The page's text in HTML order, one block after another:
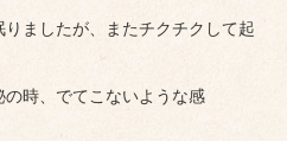
ましたが、またチクチクして起
時、でてこないような感